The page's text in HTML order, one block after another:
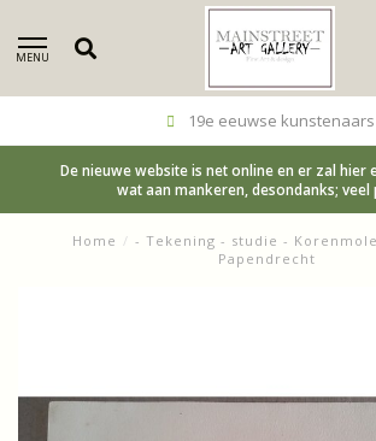
MENU
19e eeuwse kunstenaars
De nieuwe website is net online en er zal hier
wat aan mankeren, desondanks; veel
Home / - Tekening - studie -
Papendrecht